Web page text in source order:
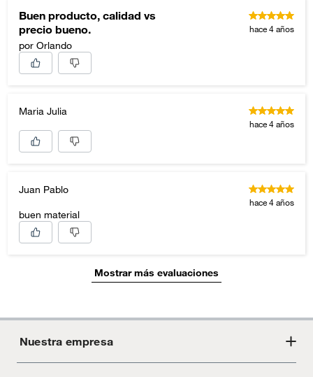
Buen producto, calidad vs
precio bueno.
por Orlando
hace 4 años
Maria Julia
hace 4 años
Juan Pablo
hace 4 años
buen material
Mostrar más evaluaciones
Nuestra empresa